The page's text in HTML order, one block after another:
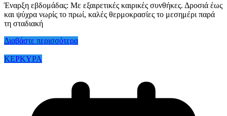
Έναρξη εβδομάδας: Με εξαιρετικές καιρικές συνθήκες. Δροσιά έως
και ψύχρα νωρίς το πρωί, καλές θερμοκρασίες το μεσημέρι παρά
τη σταδιακή
Διαβάστε περισσότερα
ΚΕΡΚΥΡΑ